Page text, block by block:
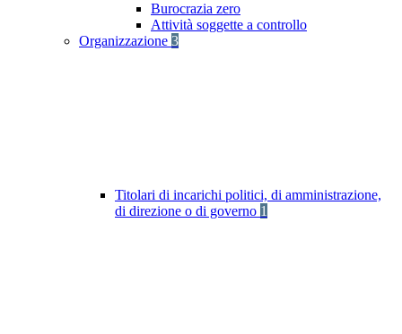
Burocrazia zero
Attività soggette a controllo
Organizzazione 3
Titolari di incarichi politici, di amministrazione,
di direzione o di governo 1